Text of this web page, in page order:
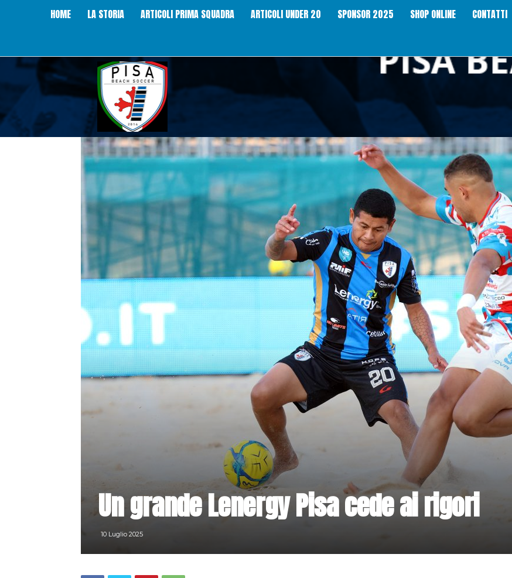
HOME LA STORIA ARTICOLI PRIMA SQUADRA ARTICOLI UNDER 20 SPONSOR 2025 SHOP ONLINE CONTATTI
Pisa
Beach
Soccer
Un grande Lenergy Pisa cede ai rigori
10 Luglio 2025